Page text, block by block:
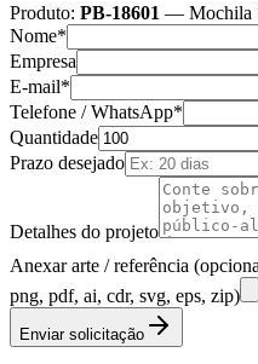
Produto: PB-18601 — Mochila
Nome*
Empresa
E-mail*
Telefone / WhatsApp*
Quantidade
Prazo desejado
Detalhes do projeto
Anexar arte / referência
png, pdf, ai, cdr, svg, eps, zip)
Enviar solicitação